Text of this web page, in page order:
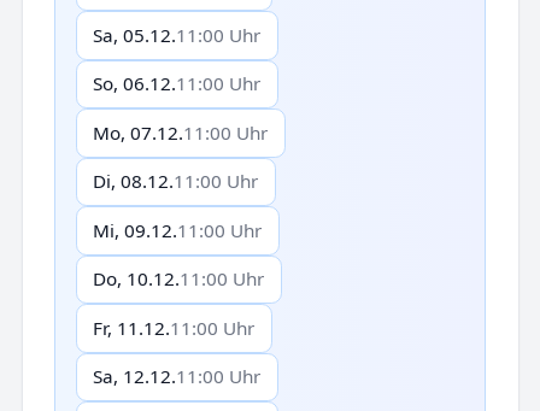
Sa, 05.12.11:00 Uhr
So, 06.12.11:00 Uhr
Mo, 07.12.11:00 Uhr
Di, 08.12.11:00 Uhr
Mi, 09.12.11:00 Uhr
Do, 10.12.11:00 Uhr
Fr, 11.12.11:00 Uhr
Sa, 12.12.11:00 Uhr